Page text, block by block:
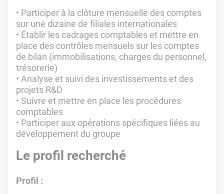
• Participer à la clôture mensuelle des comptes
sur une dizaine de filiales internationales
• Établir les cadrages comptables et mettre en
place des contrôles mensuels sur les comptes
de bilan (immobilisations, charges du personnel,
trésorerie)
• Analyse et suivi des investissements et des
projets R&D
• Suivre et mettre en place les procédures
comptables
• Participer aux opérations spécifiques liées au
développement du groupe
Le profil recherché
Profil :